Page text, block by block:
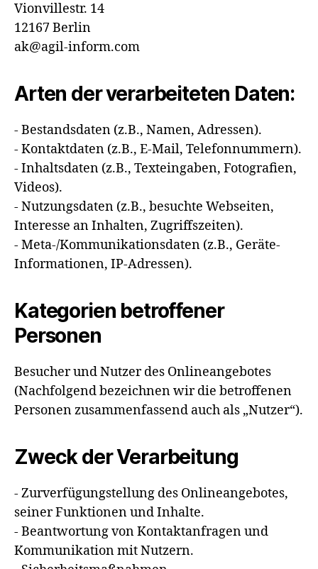
Vionvillestr. 14
12167 Berlin
ak@agil-inform.com
Arten der verarbeiteten Daten:
- Bestandsdaten (z.B., Namen, Adressen).
- Kontaktdaten (z.B., E-Mail, Telefonnummern).
- Inhaltsdaten (z.B., Texteingaben, Fotografien,
Videos).
- Nutzungsdaten (z.B., besuchte Webseiten,
Interesse an Inhalten, Zugriffszeiten).
- Meta-/Kommunikationsdaten (z.B., Geräte-
Informationen, IP-Adressen).
Kategorien betroffener
Personen
Besucher und Nutzer des Onlineangebotes
(Nachfolgend bezeichnen wir die betroffenen
Personen zusammenfassend auch als „Nutzer“).
Zweck der Verarbeitung
- Zurverfügungstellung des Onlineangebotes,
seiner Funktionen und Inhalte.
- Beantwortung von Kontaktanfragen und
Kommunikation mit Nutzern.